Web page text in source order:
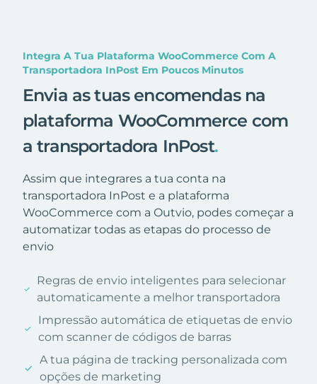
Integra A Tua Plataforma WooCommerce Com A
Transportadora InPost Em Poucos Minutos
Envia as tuas encomendas na
plataforma WooCommerce com
a transportadora InPost.
Assim que integrares a tua conta na
transportadora InPost e a plataforma
WooCommerce com a Outvio, podes começar a
automatizar todas as etapas do processo de
envio
Regras de envio inteligentes para selecionar
automaticamente a melhor transportadora
Impressão automática de etiquetas de envio
com scanner de códigos de barras
A tua página de tracking personalizada com
opções de marketing